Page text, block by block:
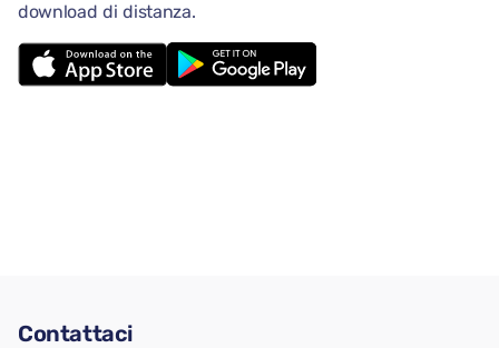
download di distanza.
Contattaci